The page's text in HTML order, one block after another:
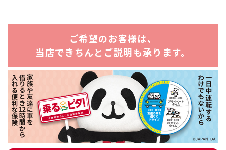
ご希望のお客様は、
​​​​​​​当店できちんとご説明も承ります。